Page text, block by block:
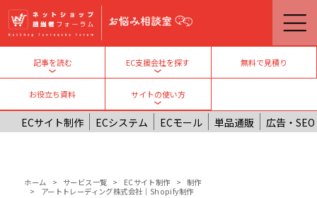
メインコンテンツに移動
記事を読む
Toggle submenu
EC支援会社を探す
Toggle submenu
無料で見積り
お役立ち資料
サイトの使い方
Toggle submenu
ECサイト制作 ECシステム ECモール 単品通販 広告・SEO
パンくず
ホーム サービス一覧 ECサイト制作
制作
アートトレーディング株式会社｜Shopify制作